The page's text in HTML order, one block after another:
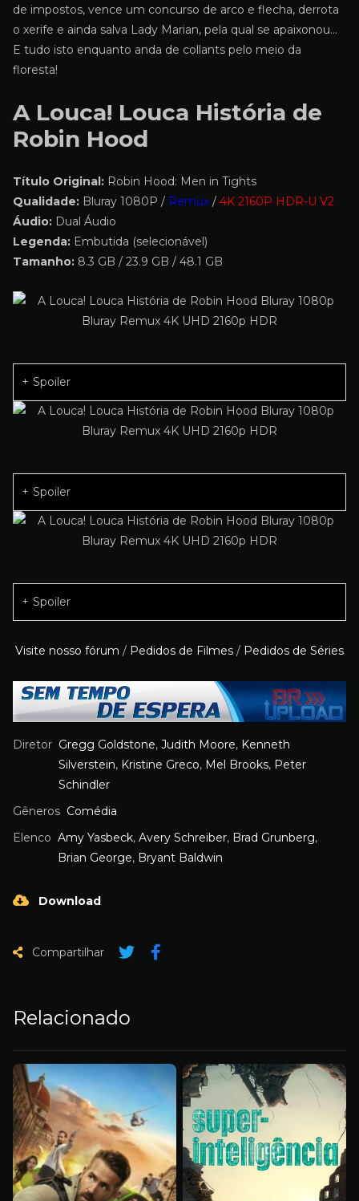
de impostos, vence um concurso de arco e flecha, derrota
o xerife e ainda salva Lady Marian, pela qual se apaixonou…
E tudo isto enquanto anda de collants pelo meio da
floresta!
A Louca! Louca História de
Robin Hood
Título Original: Robin Hood: Men in Tights
Qualidade: Bluray 1080P / Remux / 4K 2160P HDR-U V2
Áudio: Dual Áudio
Legenda: Embutida (selecionável)
Tamanho: 8.3 GB / 23.9 GB / 48.1 GB
Spoiler
Spoiler
Spoiler
Visite nosso fórum / Pedidos de Filmes / Pedidos de Séries
Diretor Gregg Goldstone, Judith Moore, Kenneth
Silverstein, Kristine Greco, Mel Brooks, Peter
Schindler
Gêneros Comédia
Elenco Amy Yasbeck, Avery Schreiber, Brad Grunberg,
Brian George, Bryant Baldwin
Download
Compartilhar
Relacionado